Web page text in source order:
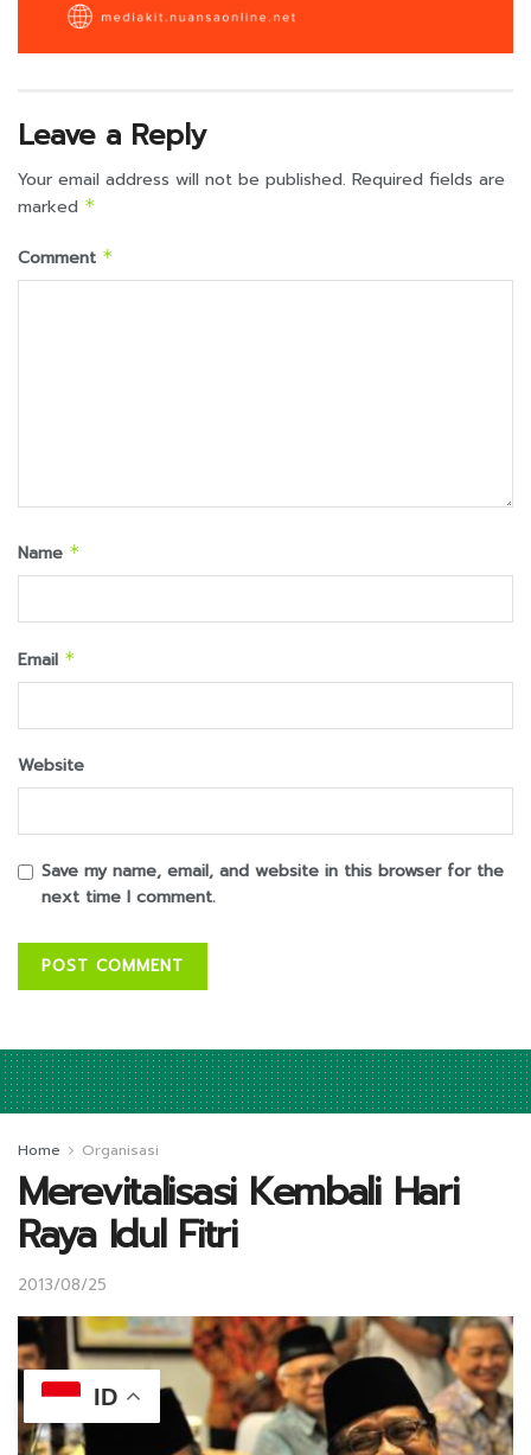
Leave a Reply
Your email address will not be published. Required fields are
marked *
Comment *
Name *
Email *
Website
Save my name, email, and website in this browser for the
next time I comment.
Home Organisasi
Merevitalisasi Kembali Hari
Raya Idul Fitri
2013/08/25
ID